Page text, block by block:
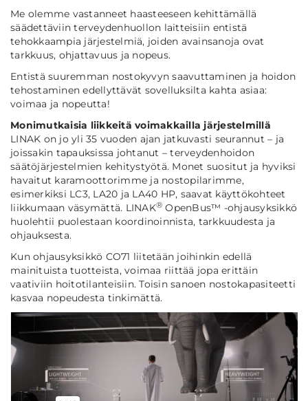
Me olemme vastanneet haasteeseen kehittämällä
säädettäviin terveydenhuollon laitteisiin entistä
tehokkaampia järjestelmiä, joiden avainsanoja ovat
tarkkuus, ohjattavuus ja nopeus.
Entistä suuremman nostokyvyn saavuttaminen ja hoidon
tehostaminen edellyttävät sovelluksilta kahta asiaa:
voimaa ja nopeutta!
Monimutkaisia liikkeitä voimakkailla järjestelmillä
LINAK on jo yli 35 vuoden ajan jatkuvasti seurannut – ja
joissakin tapauksissa johtanut – terveydenhoidon
säätöjärjestelmien kehitystyötä. Monet suositut ja hyviksi
havaitut karamoottorimme ja nostopilarimme,
esimerkiksi LC3, LA20 ja LA40 HP, saavat käyttökohteet
liikkumaan väsymättä. LINAK® OpenBus™ -ohjausyksikkö
huolehtii puolestaan koordinoinnista, tarkkuudesta ja
ohjauksesta.
Kun ohjausyksikkö CO71 liitetään joihinkin edellä
mainituista tuotteista, voimaa riittää jopa erittäin
vaativiin hoitotilanteisiin. Toisin sanoen nostokapasiteetti
kasvaa nopeudesta tinkimättä.